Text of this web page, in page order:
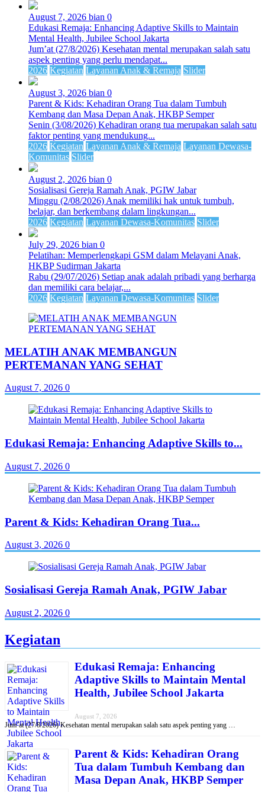
August 7, 2026 bian 0
Edukasi Remaja: Enhancing Adaptive Skills to Maintain
Mental Health, Jubilee School Jakarta
Jum’at (27/8/2026) Kesehatan mental merupakan salah satu
aspek penting yang perlu mendapat...
2026 Kegiatan Layanan Anak & Remaja Slider
August 3, 2026 bian 0
Parent & Kids: Kehadiran Orang Tua dalam Tumbuh
Kembang dan Masa Depan Anak, HKBP Semper
Senin (3/08/2026) Kehadiran orang tua merupakan salah satu
faktor penting yang mendukung...
2026 Kegiatan Layanan Anak & Remaja Layanan Dewasa-
Komunitas Slider
August 2, 2026 bian 0
Sosialisasi Gereja Ramah Anak, PGIW Jabar
Minggu (2/08/2026) Anak memiliki hak untuk tumbuh,
belajar, dan berkembang dalam lingkungan...
2026 Kegiatan Layanan Dewasa-Komunitas Slider
July 29, 2026 bian 0
Pelatihan: Memperlengkapi GSM dalam Melayani Anak,
HKBP Sudirman Jakarta
Rabu (29/07/2026) Setiap anak adalah pribadi yang berharga
dan memiliki cara belajar,...
2026 Kegiatan Layanan Dewasa-Komunitas Slider
MELATIH ANAK MEMBANGUN
PERTEMANAN YANG SEHAT
August 7, 2026 0
Edukasi Remaja: Enhancing Adaptive Skills to...
August 7, 2026 0
Parent & Kids: Kehadiran Orang Tua...
August 3, 2026 0
Sosialisasi Gereja Ramah Anak, PGIW Jabar
August 2, 2026 0
Kegiatan
Edukasi Remaja: Enhancing
Adaptive Skills to Maintain Mental
Health, Jubilee School Jakarta
August 7, 2026
Jum’at (27/8/2026) Kesehatan mental merupakan salah satu aspek penting yang …
Parent & Kids: Kehadiran Orang
Tua dalam Tumbuh Kembang dan
Masa Depan Anak, HKBP Semper